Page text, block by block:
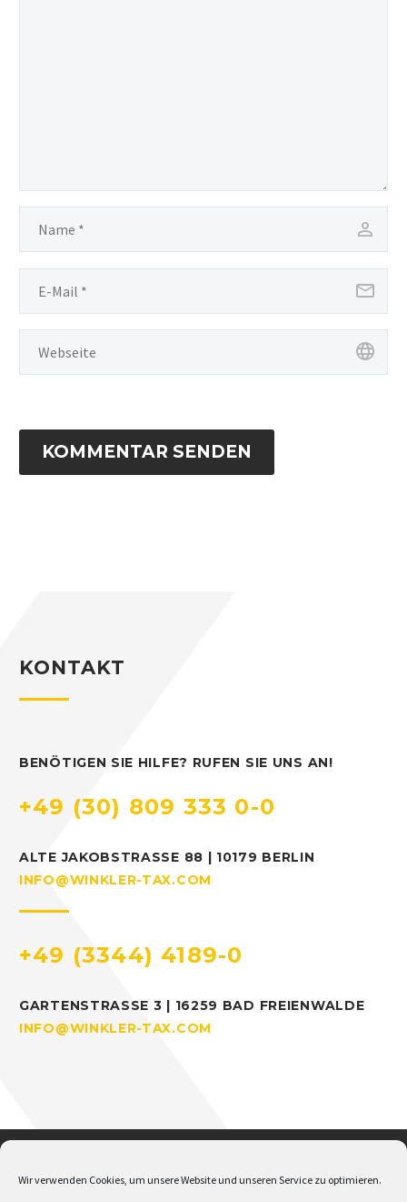
Wir verwenden Cookies, um unsere Website und unseren Service zu optimieren.
KOMMENTAR SENDEN
KONTAKT
BENÖTIGEN SIE HILFE? RUFEN SIE UNS AN!
+49 (30) 809 333 0-0
ALTE JAKOBSTRASSE 88 | 10179 BERLIN
INFO@WINKLER-TAX.COM
+49 (3344) 4189-0
GARTENSTRASSE 3 | 16259 BAD FREIENWALDE
INFO@WINKLER-TAX.COM